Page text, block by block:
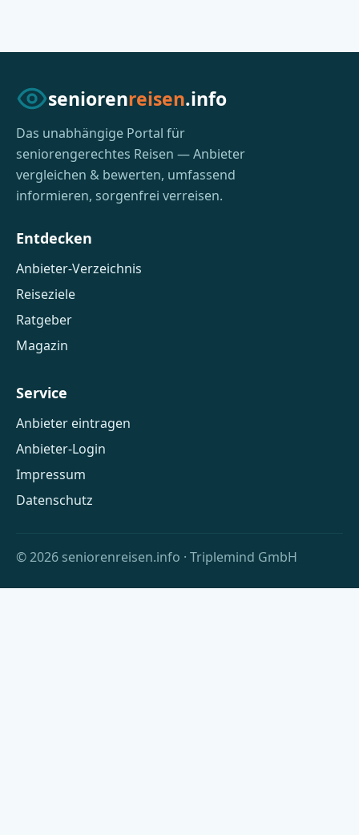
seniorenreisen.info
Das unabhängige Portal für
seniorengerechtes Reisen — Anbieter
vergleichen & bewerten, umfassend
informieren, sorgenfrei verreisen.
Entdecken
Anbieter-Verzeichnis
Reiseziele
Ratgeber
Magazin
Service
Anbieter eintragen
Anbieter-Login
Impressum
Datenschutz
© 2026 seniorenreisen.info · Triplemind GmbH